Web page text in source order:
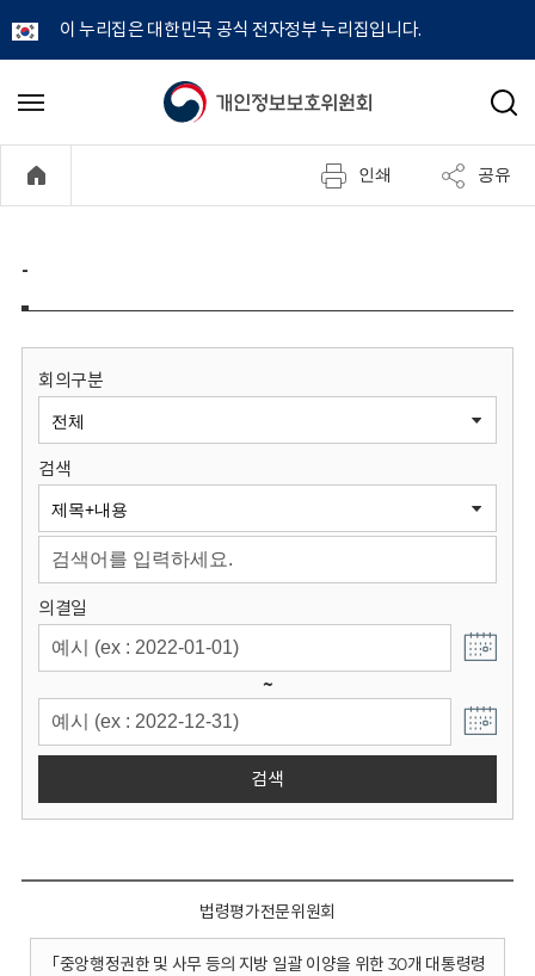
이 누리집은 대한민국 공식 전자정부 누리집입니다.
개
정
보
원
회
메
기
검
인쇄 공유
-
회의구분
검색
의결일
~
검색
법령평가전문위원회
「중앙행정권한 및 사무 등의 지방 일괄 이양을 위한 30개 대통령령